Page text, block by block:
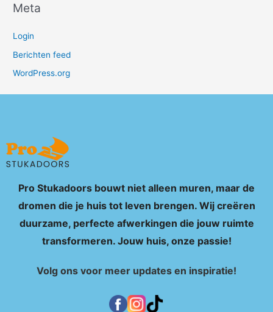
Meta
Login
Berichten feed
WordPress.org
Pro Stukadoors bouwt niet alleen muren, maar de
dromen die je huis tot leven brengen. Wij creëren
duurzame, perfecte afwerkingen die jouw ruimte
transformeren. Jouw huis, onze passie!
Volg ons voor meer updates en inspiratie!